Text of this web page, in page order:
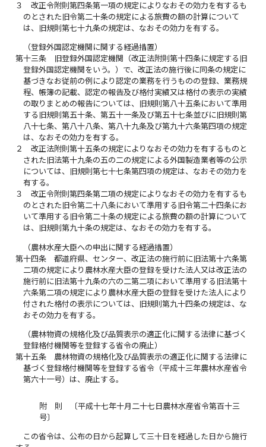
３
改正令附則第四条第一項の規定によりなおその効力を有するも
のとされた旧令第二十条の規定による旅費の額の計算について
は、旧規則第七十九条の規定は、なおその効力を有する。
（登録外国認定機関に関する経過措置）
第十三条
旧登録外国認定機関（改正法附則第十四条に規定する旧
登録外国認定機関をいう。）で、改正法の施行後に同条の規定に
基づきなお従前の例により認定の業務を行うものの登録、業務規
程、帳簿の記載、認定の報告及び格付実績又は格付の表示の実績
の取りまとめの報告については、旧規則第八十五条において準用
する旧規則第五十条、第五十一条及び第五十七条並びに旧規則第
八十七条、第八十八条、第八十九条及び第九十六条第四項の規定
は、なおその効力を有する。
２
改正法附則第十五条の規定によりなおその効力を有するものと
された旧法第十九条の五の二の規定による外国製造業者等の公示
については、旧規則第七十七条第四項の規定は、なおその効力を
有する。
３
改正令附則第四条第二項の規定によりなおその効力を有するも
のとされた旧令第二十八条において準用する旧令第二十四条にお
いて準用する旧令第二十条の規定による旅費の額の計算について
は、旧規則第九十条の規定は、なおその効力を有する。
（農林水産大臣への申出に関する経過措置）
第十四条
都道府県、センター、改正法の施行前に旧法第十六条第
二項の規定により農林水産大臣の登録を受けた法人又は改正法の
施行前に旧法第十九条の六の二第二項において準用する旧法第十
六条第二項の規定により農林水産大臣の登録を受けた法人により
付された格付の表示については、旧規則第九十四条の規定は、な
おその効力を有する。
（農林物資の規格化及び品質表示の適正化に関する法律に基づく
登録格付機関等を登録する省令の廃止）
第十五条
農林物資の規格化及び品質表示の適正化に関する法律に
基づく登録格付機関等を登録する省令（平成十三年農林水産省令
第六十一号）は、廃止する。
附 則 〔平成十七年十月二十七日農林水産省令第百十三
号〕
この省令は、公布の日から起算して三十日を経過した日から施行